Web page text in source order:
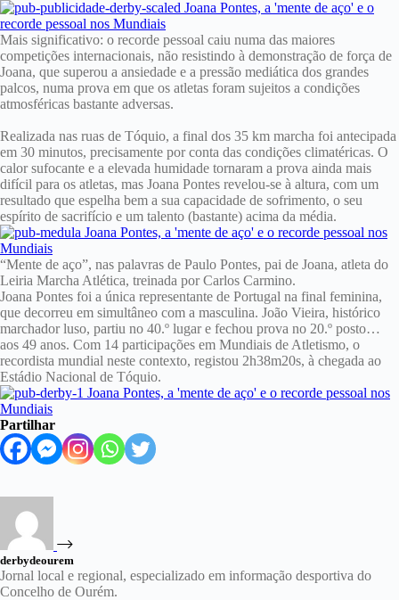
Mais significativo: o recorde pessoal caiu numa das maiores
competições internacionais, não resistindo à demonstração de força de
Joana, que superou a ansiedade e a pressão mediática dos grandes
palcos, numa prova em que os atletas foram sujeitos a condições
atmosféricas bastante adversas.
Realizada nas ruas de Tóquio, a final dos 35 km marcha foi antecipada
em 30 minutos, precisamente por conta das condições climatéricas. O
calor sufocante e a elevada humidade tornaram a prova ainda mais
difícil para os atletas, mas Joana Pontes revelou-se à altura, com um
resultado que espelha bem a sua capacidade de sofrimento, o seu
espírito de sacrifício e um talento (bastante) acima da média.
“Mente de aço”, nas palavras de Paulo Pontes, pai de Joana, atleta do
Leiria Marcha Atlética, treinada por Carlos Carmino.
Joana Pontes foi a única representante de Portugal na final feminina,
que decorreu em simultâneo com a masculina. João Vieira, histórico
marchador luso, partiu no 40.º lugar e fechou prova no 20.º posto…
aos 49 anos. Com 14 participações em Mundiais de Atletismo, o
recordista mundial neste contexto, registou 2h38m20s, à chegada ao
Estádio Nacional de Tóquio.
Partilhar
derbydeourem
Jornal local e regional, especializado em informação desportiva do
Concelho de Ourém.